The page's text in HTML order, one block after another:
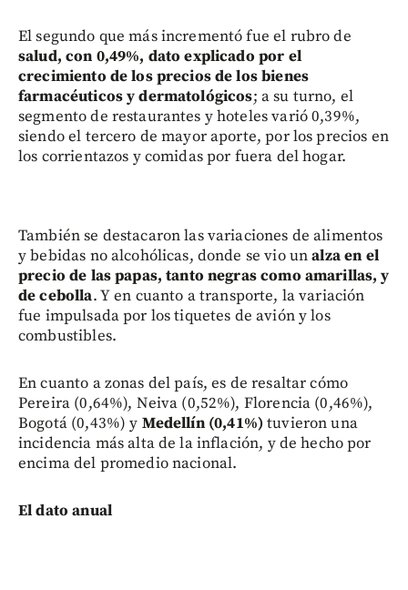
El segundo que más incrementó fue el rubro de
salud, con 0,49%, dato explicado por el
crecimiento de los precios de los bienes
farmacéuticos y dermatológicos; a su turno, el
segmento de restaurantes y hoteles varió 0,39%,
siendo el tercero de mayor aporte, por los precios en
los corrientazos y comidas por fuera del hogar.
También se destacaron las variaciones de alimentos
y bebidas no alcohólicas, donde se vio unalza en el
precio de las papas, tanto negras como amarillas, y
de cebolla. Y en cuanto a transporte, la variación
fue impulsada por los tiquetes de avión y los
combustibles.
En cuanto a zonas del país, es de resaltar cómo
Pereira (0,64%), Neiva (0,52%), Florencia (0,46%),
Bogotá (0,43%) y Medellín (0,41%)tuvieron una
incidencia más alta de la inflación, y de hecho por
encima del promedio nacional.
El dato anual